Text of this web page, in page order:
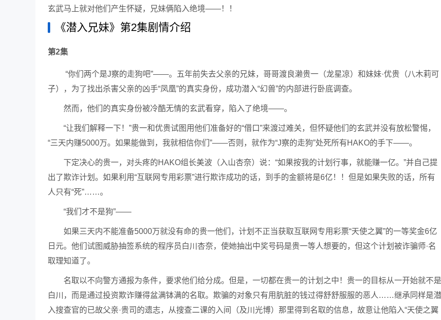
玄武马上就对他们产生怀疑，兄妹俩陷入绝境——！！
《潜入兄妹》第2集剧情介绍
第2集
“你们两个是J察的走狗吧”——。五年前失去父亲的兄妹，哥哥渡良濑贵一（龙星凉）和妹妹·优贵（八木莉可
子），为了找出杀害父亲的凶手“凤凰”的真实身份，成功潜入“幻兽”的内部进行卧底调查。
然而，他们的真实身份被冷酷无情的玄武看穿，陷入了绝境——。
“让我们解释一下！”贵一和优贵试图用他们准备好的“借口”来渡过难关，但怀疑他们的玄武并没有放松警惕，
“三天内赚5000万。如果能做到，我就相信你们”——否则，就作为“J察的走狗”处死所有HAKO的手下——。
下定决心的贵一，对头疼的HAKO组长美波（入山杏奈）说：“如果按我的计划行事，就能赚一亿。”并自己提
出了欺诈计划。如果利用“互联网专用彩票”进行欺诈成功的话，到手的金额将是6亿！！但是如果失败的话，所有
人只有“死”……。
“我们才不是狗”——
如果三天内不能准备5000万就没有命的贵一他们，计划不正当获取互联网专用彩票“天使之翼”的一等奖金6亿
日元。他们试图威胁抽签系统的程序员白川杏奈，使她抽出中奖号码是贵一等人想要的，但这个计划被诈骗师·名
取理知道了。
名取以不向警方通报为条件，要求他们给分成。但是，一切都在贵一的计划之中！贵一的目标从一开始就不是
白川，而是通过投资欺诈赚得盆满钵满的名取。欺骗的对象只有用肮脏的钱过得舒舒服服的恶人……继承同样是潜
入搜查官的已故父亲·贵司的遗志，从搜查二课的入间（及川光博）那里得到名取的信息，故意让他陷入“天使之翼